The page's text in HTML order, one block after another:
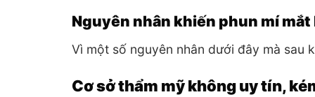
Nguyên nhân khiến phun mí
Vì một số nguyên nhân dưới đây mà sau
Cơ sở thẩm mỹ không uy tín,